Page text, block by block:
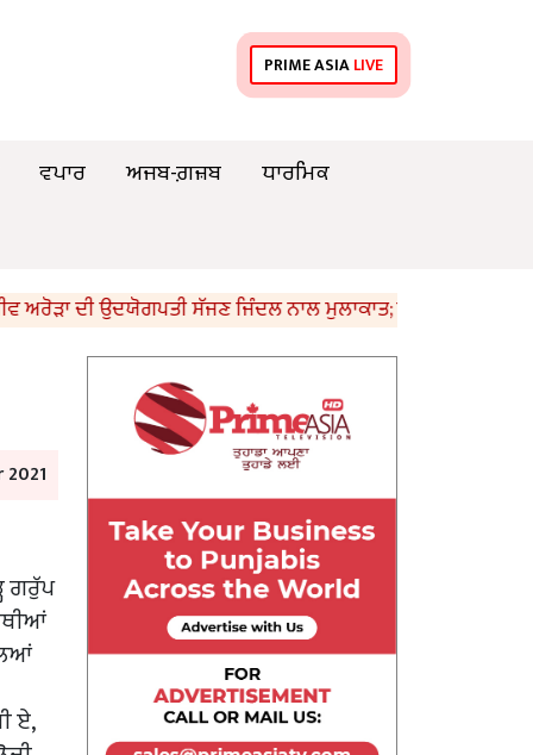
PRIME ASIALIVE
ਵਪਾਰ ਅਜਬ-ਗ਼ਜ਼ਬ
ਧਾਰਮਿਕ
ਦੀ ਉਦਯੋਗਪਤੀ ਸੱਜਣ ਜਿੰਦਲ ਨਾਲ ਮੁਲਾਕਾਤ; ਇਸਪਾਤ ਖੇਤਰ ‘ਚ ₹1,500
ਗਰੁੱਪ
ਏ,